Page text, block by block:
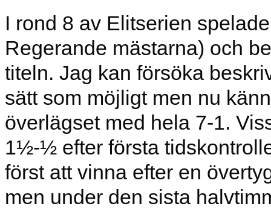
I rond 8 av Elitserien
Regerande mästarna) och
titeln. Jag kan försöka
sätt som möjligt men nu
överlägset med hela 7-1.
1½-½ efter första
först att vinna efter en
men under den sista